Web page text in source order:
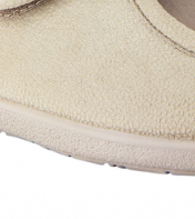
€
V košarico